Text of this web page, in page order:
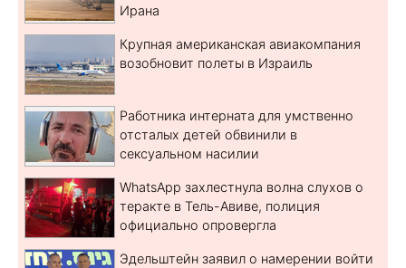
Ирана
Крупная американская авиакомпания
возобновит полеты в Израиль
Работника интерната для умственно
отсталых детей обвинили в
сексуальном насилии
WhatsApp захлестнула волна слухов о
теракте в Тель-Авиве, полиция
официально опровергла
Эдельштейн заявил о намерении войти